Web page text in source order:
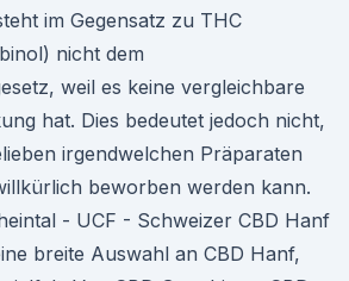
im Gegensatz zu THC
nicht dem
weil es keine vergleichbare
hat. Dies bedeutet jedoch nicht,
irgendwelchen Präparaten
beworben werden kann.
- UCF - Schweizer CBD Hanf
breite Auswahl an CBD Hanf,